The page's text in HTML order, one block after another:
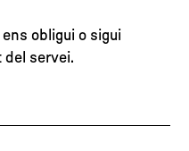
obligui o sigui
del servei.